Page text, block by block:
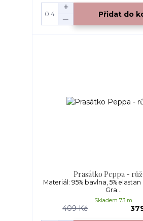
Přidat do
Prasátko Peppa -
Materiál: 95% bavlna, 5%
Gra...
409 Kč
Skladem 7.3 m